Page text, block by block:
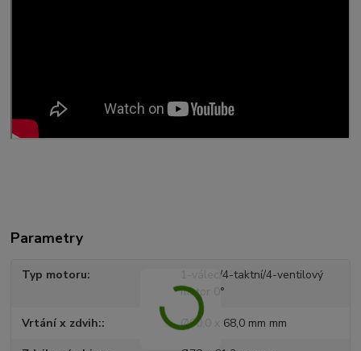
Parametry
Typ motoru
1-válec/4-taktní/4-ventilový
motor 0°
Vrtání x zdvih: Ø60,0 x 68,0 mm mm